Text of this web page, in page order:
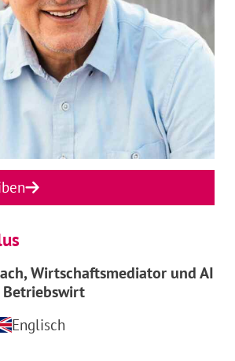
Wirtschaftsmediator und AI
Betriebswirt
Englisch